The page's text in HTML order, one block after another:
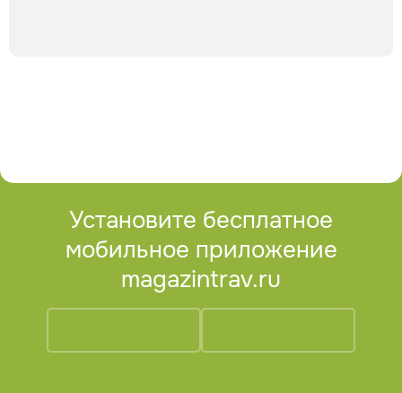
Установите бесплатное
мобильное приложение
magazintrav.ru